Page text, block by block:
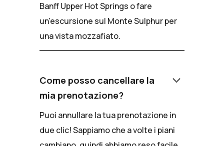
Banff Upper Hot Springs o fare
un'escursione sul Monte Sulphur per
una vista mozzafiato.
Come posso cancellare la
mia prenotazione?
keyboard_arrow_down
Puoi annullare la tua prenotazione in
due clic! Sappiamo che a volte i piani